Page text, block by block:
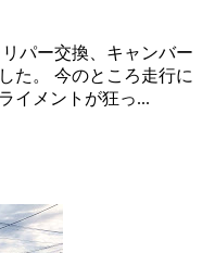
パー交換、キャンバー
た。 今のところ走行に
イメントが狂っ...